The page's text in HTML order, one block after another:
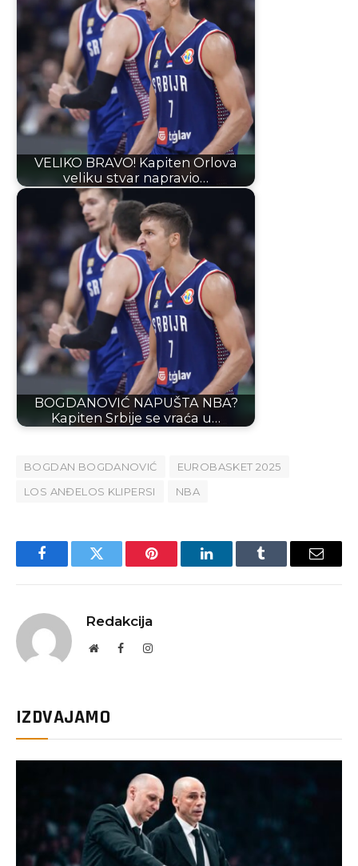
VELIKO BRAVO! Kapiten Orlova
veliku stvar napravio…
BOGDANOVIĆ NAPUŠTA NBA?
Kapiten Srbije se vraća u…
BOGDAN BOGDANOVIĆ
EUROBASKET 2025
LOS ANĐELOS KLIPERSI
NBA
FacebookTwitter Pinterest LinkedInTumblr Email
Redakcija
WebsiteFacebookInstagram
IZDVAJAMO